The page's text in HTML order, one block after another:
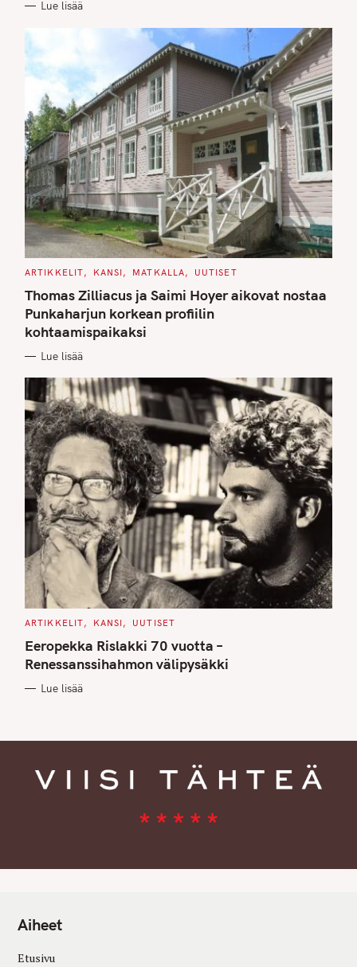
I
Lue lisää
C
T
E
G
O
R
I
S
ARTIKKELIT KANSI MATKALLA UUTISET
Thomas Zilliacus ja Saimi Hoyer aikovat nostaa
Punkaharjun korkean profiilin
kohtaamispaikaksi
Lue lisää
C
T
E
G
O
I
ARTIKKELIT KANSI UUTISET
Eeropekka Rislakki 70 vuotta –
Renessanssihahmon välipysäkki
Lue lisää
Aiheet
Etusivu